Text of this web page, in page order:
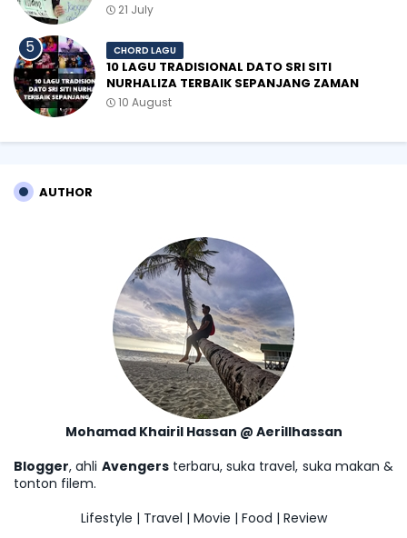
21 July
CHORD LAGU
10 LAGU TRADISIONAL DATO SRI SITI
NURHALIZA TERBAIK SEPANJANG ZAMAN
10 August
AUTHOR
Mohamad Khairil Hassan @ Aerillhassan
Blogger, ahli Avengersterbaru, suka travel, suka makan &
tonton filem.
Lifestyle | Travel | Movie | Food | Review